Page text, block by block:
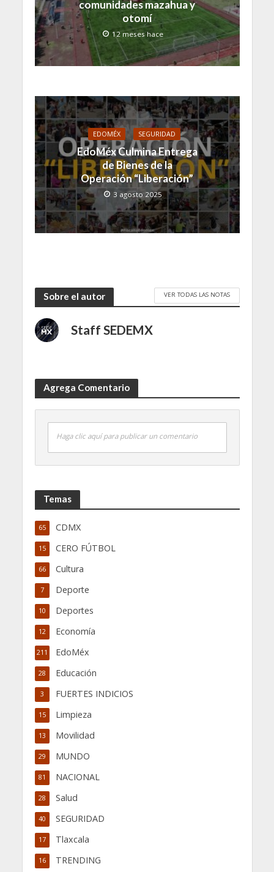
comunidades mazahua y
otomí
12 meses hace
EDOMÉX SEGURIDAD
EdoMéx Culmina Entrega
de Bienes de la
Operación “Liberación”
3 agosto 2025
Sobre el autor VER TODAS LAS NOTAS
Staff SEDEMX
Agrega Comentario
Haga clic aquí para publicar un comentario
Temas
CDMX
65
CERO FÚTBOL
15
Cultura
66
Deporte
7
Deportes
10
Economía
12
EdoMéx
211
Educación
28
FUERTES INDICIOS
3
Limpieza
15
Movilidad
13
MUNDO
29
NACIONAL
81
Salud
28
SEGURIDAD
40
Tlaxcala
17
TRENDING
16